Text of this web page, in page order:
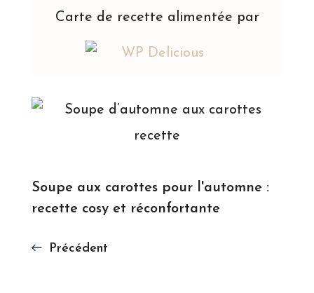
Carte de recette alimentée par
Soupe aux carottes pour l'automne :
recette cosy et réconfortante
Précédent